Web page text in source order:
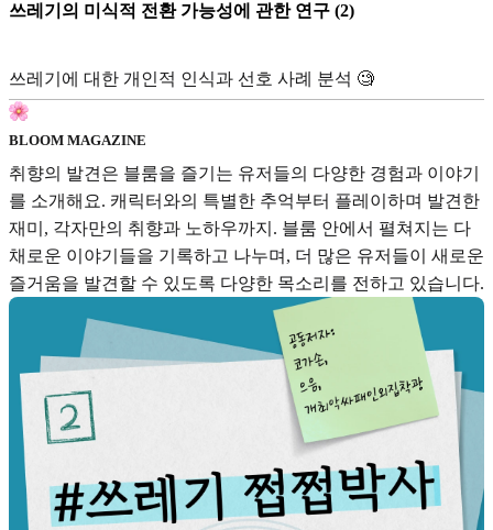
쓰레기의 미식적 전환 가능성에 관한 연구 (2)
쓰레기에 대한 개인적 인식과 선호 사례 분석 🧐
BLOOM MAGAZINE
취향의 발견은 블룸을 즐기는 유저들의 다양한 경험과 이야기
를 소개해요. 캐릭터와의 특별한 추억부터 플레이하며 발견한
재미, 각자만의 취향과 노하우까지. 블룸 안에서 펼쳐지는 다
채로운 이야기들을 기록하고 나누며, 더 많은 유저들이 새로운
즐거움을 발견할 수 있도록 다양한 목소리를 전하고 있습니다.